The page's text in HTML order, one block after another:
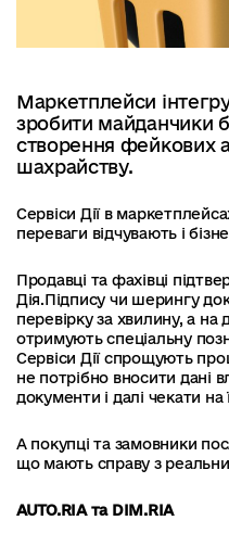
Маркетплейси
зробити майданчики
створення фейкових
шахрайству.
Сервіси Дії в
переваги відчувають і
Продавці та фахівці
Дія.Підпису чи шерингу
перевірку за хвилину, а
отримують спеціальну
Сервіси Дії спрощують
не потрібно вносити дані
документи і далі чекати на
А покупці та замовники
що мають справу з
AUTO.RIA та DIM.RIA